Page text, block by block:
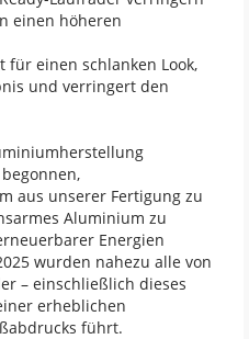
einen höheren
einen schlanken Look,
und verringert den
aus unserer Fertigung zu
Aluminium zu
Energien
wurden nahezu alle von
– einschließlich dieses
erheblichen
führt.